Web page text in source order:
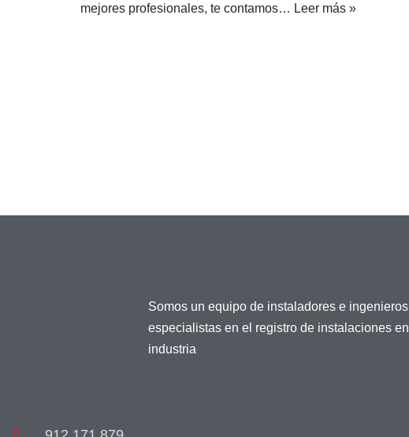
mejores profesionales, te contamos… Leer más »
Somos un equipo de instaladores e ingenieros
especialistas en el registro de instalaciones en
industria